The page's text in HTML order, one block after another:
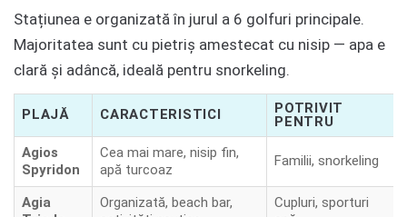
Stațiunea e organizată în jurul a 6 golfuri principale.
Majoritatea sunt cu pietriș amestecat cu nisip — apa e
clară și adâncă, ideală pentru snorkeling.
PLAJĂ CARACTERISTICI
POTRIVIT
PENTRU
Agios
Spyridon
Cea mai mare, nisip fin,
apă turcoaz
Familii, snorkeling
Agia
Organizată, beach bar,
Cupluri, sporturi